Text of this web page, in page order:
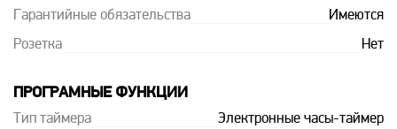
Гарантийные обязательства Имеются
Розетка Нет
ПРОГРАМНЫЕ ФУНКЦИИ
Тип таймера Электронные часы-таймер